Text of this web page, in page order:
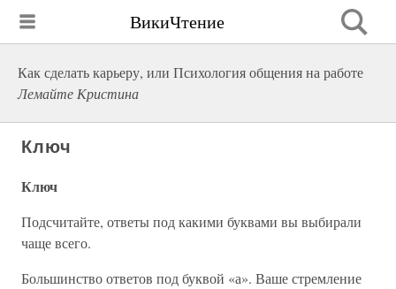
ВикиЧтение
Как сделать карьеру, или Психология общения на работе
Лемайте Кристина
Ключ
Ключ
Подсчитайте, ответы под какими буквами вы выбирали
чаще всего.
Большинство ответов под буквой «а». Ваше стремление